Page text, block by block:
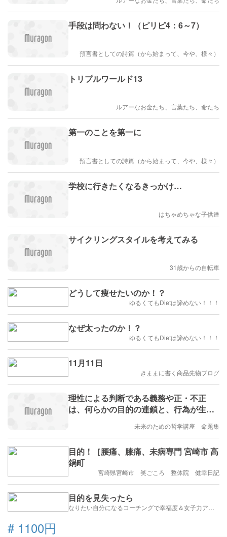
手段は問わない！（ピリピ4：6～7）
預言書としての詩篇（から始まって、今や、様々）
トリプルワールド13
ルアーなお金たち、言葉たち、命たち
第一のことを第一に
預言書としての詩篇（から始まって、今や、様々）
学校に行きたくなるきっかけ…
はちゃめちゃな子供達
サイクリングスタイルを考えてみる
31歳からの自転車
どうして痩せたいのか！？
ゆるくてもDietは諦めない！！！
なぜ太ったのか！？
ゆるくてもDietは諦めない！！！
11月11日
きままに書く商品先物ブログ
理性による判断である義務や正・不正
は、何らかの目的の連鎖と、行為が生み
的より導出されるはずの諸々の二次的目
である。(ジョン・スチュアート・ミル
(1806-1873))
未来のための哲学講座 命題集
目的！［腰痛、膝痛、未病専門 宮崎市 高
鍋町
宮崎県宮崎市 笑ごころ 整体院 健幸日記
目的を見失ったら
# 1100円